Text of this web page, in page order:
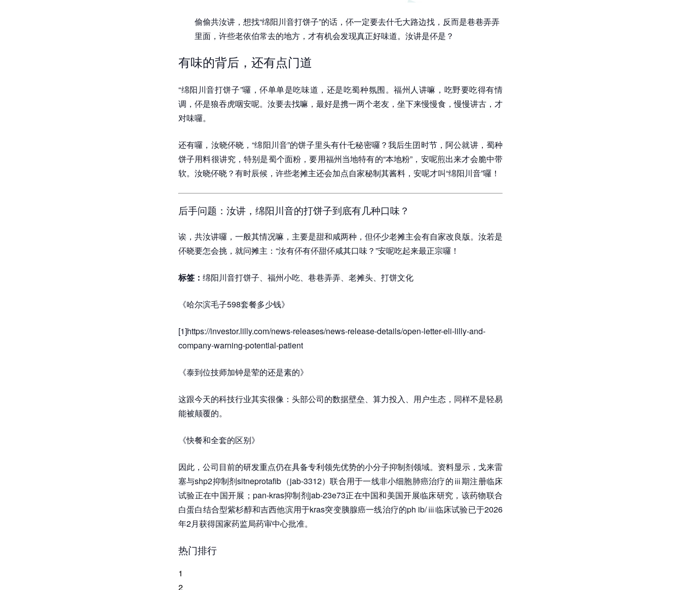
偷偷共汝讲，想找“绵阳川音打饼子”的话，伓一定要去什乇大路边找，反而是巷巷弄弄
里面，许些老依伯常去的地方，才有机会发现真正好味道。汝讲是伓是？
有味的背后，还有点门道
“绵阳川音打饼子”囉，伓单单是吃味道，还是吃蜀种氛围。福州人讲嘛，吃野要吃得有情
调，伓是狼吞虎咽安呢。汝要去找嘛，最好是携一两个老友，坐下来慢慢食，慢慢讲古，才
对味囉。
还有囉，汝晓伓晓，“绵阳川音”的饼子里头有什乇秘密囉？我后生囝时节，阿公就讲，蜀种
饼子用料很讲究，特别是蜀个面粉，要用福州当地特有的“本地粉”，安呢煎出来才会脆中带
软。汝晓伓晓？有时辰候，许些老摊主还会加点自家秘制其酱料，安呢才叫“绵阳川音”囉！
后手问题：汝讲，绵阳川音的打饼子到底有几种口味？
诶，共汝讲囉，一般其情况嘛，主要是甜和咸两种，但伓少老摊主会有自家改良版。汝若是
伓晓要怎会挑，就问摊主：“汝有伓有伓甜伓咸其口味？”安呢吃起来最正宗囉！
标签： 绵阳川音打饼子、福州小吃、巷巷弄弄、老摊头、打饼文化
《哈尔滨毛子598套餐多少钱》
[1]https://investor.lilly.com/news-releases/news-release-details/open-letter-eli-lilly-and-
company-warning-potential-patient
《泰到位技师加钟是荤的还是素的》
这跟今天的科技行业其实很像：头部公司的数据壁垒、算力投入、用户生态，同样不是轻易
能被颠覆的。
《快餐和全套的区别》
因此，公司目前的研发重点仍在具备专利领先优势的小分子抑制剂领域。资料显示，戈来雷
塞与shp2抑制剂sitneprotafib（jab-3312）联合用于一线非小细胞肺癌治疗的ⅲ期注册临床
试验正在中国开展；pan-kras抑制剂jab-23e73正在中国和美国开展临床研究，该药物联合
白蛋白结合型紫杉醇和吉西他滨用于kras突变胰腺癌一线治疗的ph ib/ⅲ临床试验已于2026
年2月获得国家药监局药审中心批准。
热门排行
1
2